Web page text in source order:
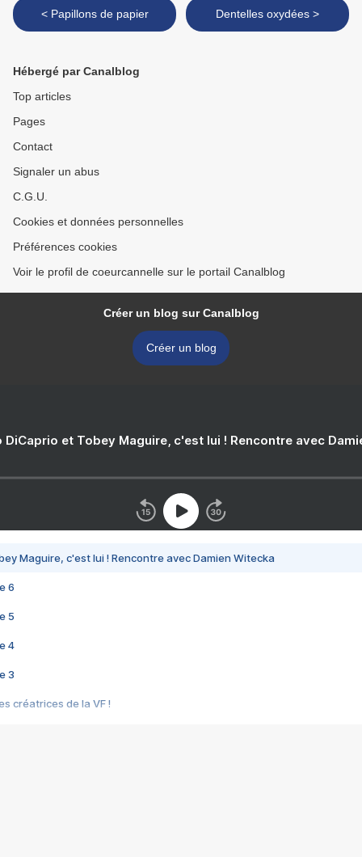
< Papillons de papier Dentelles oxydées >
Hébergé par Canalblog
Top articles
Pages
Contact
Signaler un abus
C.G.U.
Cookies et données personnelles
Préférences cookies
Voir le profil de coeurcannelle sur le portail Canalblog
Créer un blog sur Canalblog
Créer un blog
DiCaprio et Tobey Maguire, c'est lui ! Rencontre avec
Maguire, c'est lui ! Rencontre avec Damien Witecka
6
5
4
3
créatrices de la VF !